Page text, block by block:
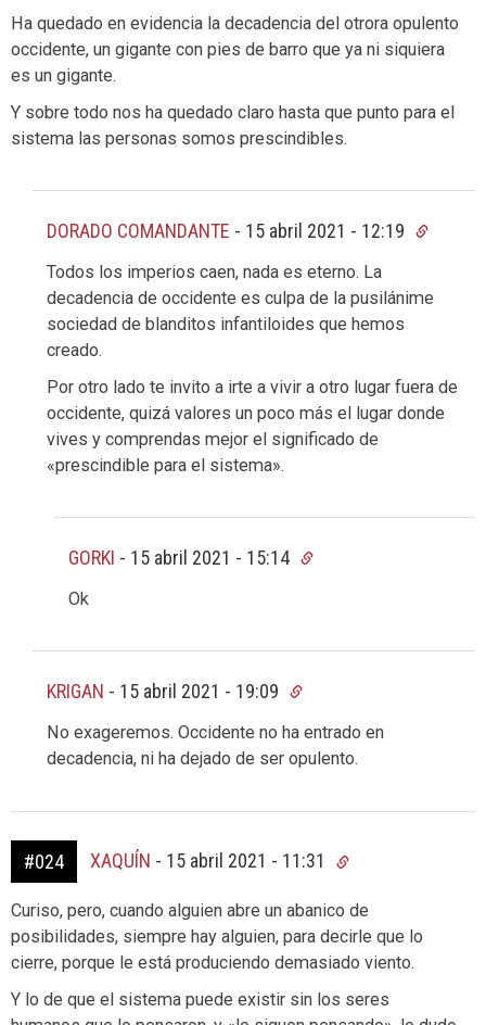
Ha quedado en evidencia la decadencia del otrora opulento
occidente, un gigante con pies de barro que ya ni siquiera
es un gigante.
Y sobre todo nos ha quedado claro hasta que punto para el
sistema las personas somos prescindibles.
DORADO COMANDANTE - 15 abril 2021 - 12:19
Todos los imperios caen, nada es eterno. La
decadencia de occidente es culpa de la pusilánime
sociedad de blanditos infantiloides que hemos
creado.
Por otro lado te invito a irte a vivir a otro lugar fuera de
occidente, quizá valores un poco más el lugar donde
vives y comprendas mejor el significado de
«prescindible para el sistema».
GORKI - 15 abril 2021 - 15:14
Ok
KRIGAN - 15 abril 2021 - 19:09
No exageremos. Occidente no ha entrado en
decadencia, ni ha dejado de ser opulento.
#024 XAQUÍN - 15 abril 2021 - 11:31
Curiso, pero, cuando alguien abre un abanico de
posibilidades, siempre hay alguien, para decirle que lo
cierre, porque le está produciendo demasiado viento.
Y lo de que el sistema puede existir sin los seres